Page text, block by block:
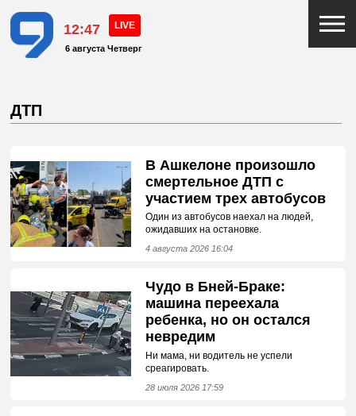
12:47
6 августа Четверг
ДТП
В Ашкелоне произошло
смертельное ДТП с
участием трех автобусов
Один из автобусов наехал на людей,
ожидавших на остановке.
4 августа 2026 16:04
Чудо в Бней-Браке:
машина переехала
ребенка, но он остался
невредим
Ни мама, ни водитель не успели
среагировать.
28 июля 2026 17:59